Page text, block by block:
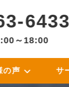
6433
～18:00
の声 サ